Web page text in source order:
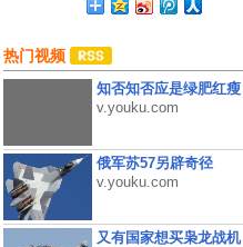
热门视频
知否知否应是绿肥红瘦
v.youku.com
俄军苏57另辟奇径
v.youku.com
又有国家想买枭龙战机